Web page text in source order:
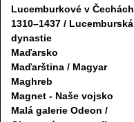
Lucemburkové v Čechách
1310–1437 / Lucemburská
dynastie
Maďarsko
Maďarština / Magyar
Maghreb
Magnet - Naše vojsko
Malá galerie Odeon /